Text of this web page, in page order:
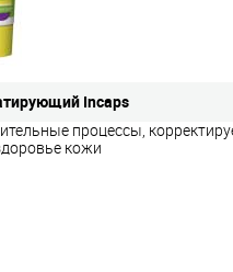
Incaps
процессы,
кожи